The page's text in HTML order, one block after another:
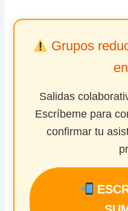
Grupos
Salidas
Escríbeme para
confirmar tu